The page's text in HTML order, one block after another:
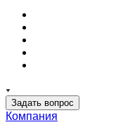
Задать вопрос
Компания